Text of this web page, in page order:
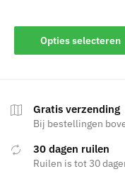
Opties selecteren
product
optie
gekozen
worden
Gratis verzending
Bij bestellingen
30 dagen ruilen
Ruilen is tot 30